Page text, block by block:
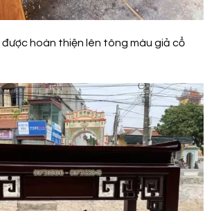
hoàn thiện lên tông màu giả cổ